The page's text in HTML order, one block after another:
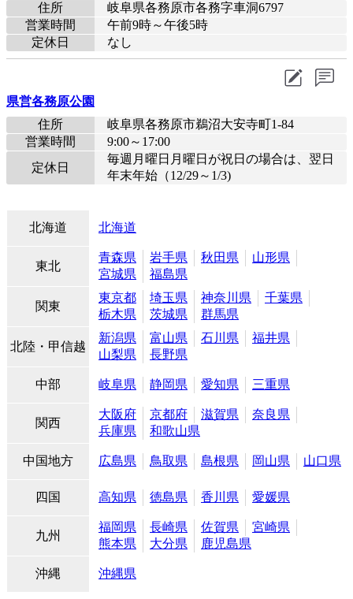
住所
岐阜県各務原市各務字車洞6797
営業時間
午前9時～午後5時
定休日
なし
県営各務原公園
住所
岐阜県各務原市鵜沼大安寺町1-84
営業時間
9:00～17:00
定休日
毎週月曜日月曜日が祝日の場合は、翌日
年末年始（12/29～1/3)
北海道 北海道
東北
青森県 岩手県 秋田県
山形県
宮城県
福島県
関東
東京都 埼玉県 神奈川県
千葉県
栃木県
茨城県 群馬県
北陸・甲信越
新潟県 富山県 石川県
福井県
山梨県
長野県
中部 岐阜県 静岡県 愛知県 三重県
関西
大阪府 京都府 滋賀県
奈良県
兵庫県
和歌山県
中国地方 広島県 鳥取県 島根県 岡山県 山口県
四国 高知県 徳島県 香川県 愛媛県
九州
福岡県 長崎県 佐賀県
宮崎県
熊本県
大分県 鹿児島県
沖縄 沖縄県